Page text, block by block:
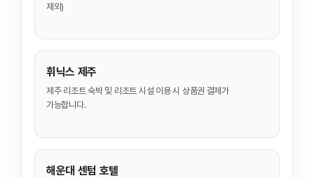
제외)
휘닉스 제주
제주 리조트 숙박 및 리조트 시설 이용 시 상품권 결제가
가능합니다.
해운대 센텀 호텔